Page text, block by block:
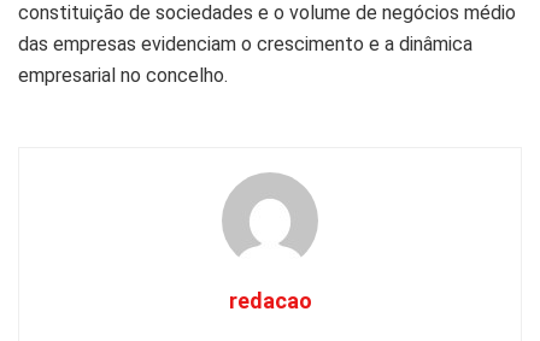
constituição de sociedades e o volume de negócios médio
das empresas evidenciam o crescimento e a dinâmica
empresarial no concelho.
redacao